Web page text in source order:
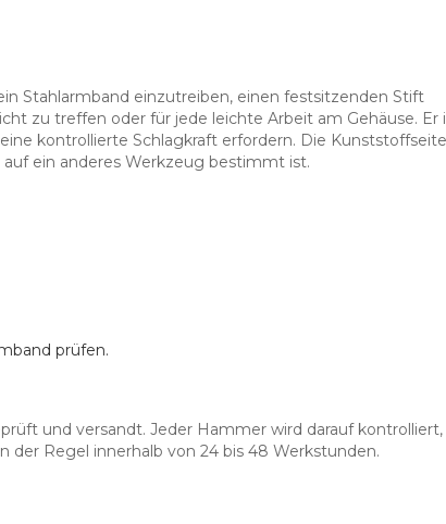
Stahlarmband einzutreiben, einen festsitzenden Stift
zu treffen oder für jede leichte Arbeit am Gehäuse. Er
kontrollierte Schlagkraft erfordern. Die
auf ein anderes Werkzeug bestimmt ist.
prüfen.
und versandt. Jeder Hammer wird darauf kontrolliert,
Regel innerhalb von 24 bis 48 Werkstunden.